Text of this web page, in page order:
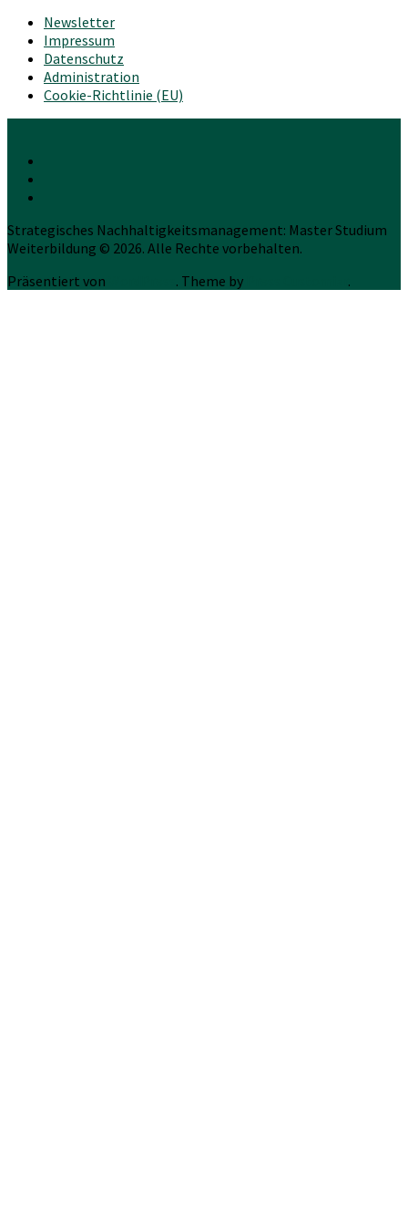
Newsletter
Impressum
Datenschutz
Administration
Cookie-Richtlinie (EU)
Strategisches Nachhaltigkeitsmanagement: Master Studium
Weiterbildung © 2026. Alle Rechte vorbehalten.
Präsentiert von
. Theme by .